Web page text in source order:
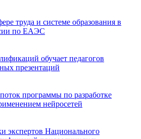
труда и системе образования в
по ЕАЭС
обучает педагогов
презентаций
программы по разработке
нейросетей
экспертов Национального